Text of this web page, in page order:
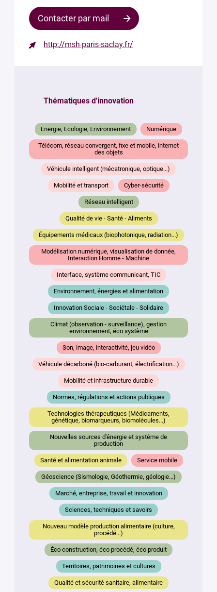
Contacter par mail
Votre
Votre
message
*
En soumettant
ce formulaire,
vous
consentez au
traitement de
vos données
conformément
à laPolitique
de
confidentialité
de Plug in labs
Université
Paris-Saclay*
http://msh-paris-saclay.fr/
Thématiques d'innovation
Energie, Ecologie, Environnement Numérique
Télécom, réseau convergent, fixe et mobile, internet
des objets
Véhicule intelligent (mécatronique, optique...)
Mobilité et transport Cyber-sécurité
Réseau intelligent
Qualité de vie - Santé - Aliments
Équipements médicaux (biophotonique, radiation...)
Modélisation numérique, visualisation de donnée,
Interaction Homme - Machine
Interface, système communicant, TIC
Environnement, énergies et alimentation
Innovation Sociale - Sociétale - Solidaire
Climat (observation - surveillance), gestion
environnement, éco système
Son, image, interactivité, jeu vidéo
Véhicule décarboné (bio-carburant, électrification...)
Mobilité et infrastructure durable
Normes, régulations et actions publiques
Technologies thérapeutiques (Médicaments,
génétique, biomarqueurs, biomolécules...)
Nouvelles sources d'énergie et système de
production
Santé et alimentation animale Service mobile
Géoscience (Sismologie, Géothermie, géologie...)
Marché, entreprise, travail et innovation
Sciences, techniques et savoirs
Nouveau modèle production alimentaire (culture,
procédé...)
Éco construction, éco procédé, éco produit
Territoires, patrimoines et cultures
Qualité et sécurité sanitaire, alimentaire